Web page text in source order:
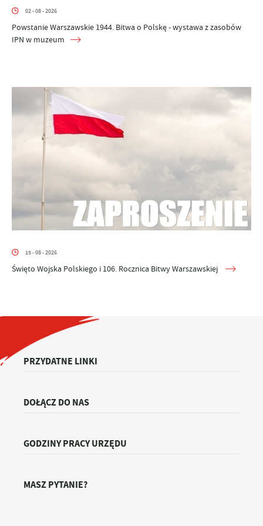
02 - 08 - 2026
Powstanie Warszawskie 1944. Bitwa o Polskę - wystawa z zasobów
IPN w muzeum
15 - 08 - 2026
Święto Wojska Polskiego i 106. Rocznica Bitwy Warszawskiej
PRZYDATNE LINKI
DOŁĄCZ DO NAS
GODZINY PRACY URZĘDU
MASZ PYTANIE?